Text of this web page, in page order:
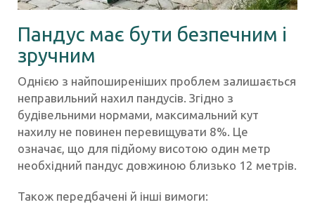
Пандус має бути безпечним і
зручним
Однією з найпоширеніших проблем залишається
неправильний нахил пандусів. Згідно з
будівельними нормами, максимальний кут
нахилу не повинен перевищувати 8%. Це
означає, що для підйому висотою один метр
необхідний пандус довжиною близько 12 метрів.
Також передбачені й інші вимоги: